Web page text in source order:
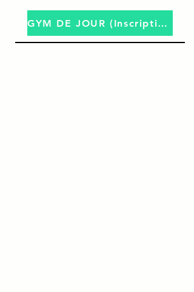
GYM DE JOUR (Inscription)